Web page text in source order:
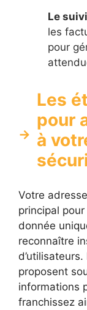
Le
les
pour
Les
pour
à
Votre
principal
donnée
reconnaître
proposent
informations
franchissez